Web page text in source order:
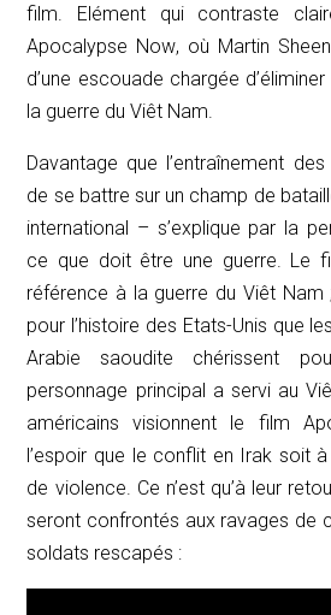
film. Elément qui contraste
Apocalypse Now, où Martin
d’une escouade chargée
la guerre du Viêt Nam.
Davantage que l’entraînement des
de se battre sur un champ de
international – s’explique par la
ce que doit être une guerre. Le
référence à la guerre du Viêt Nam
pour l’histoire des Etats-Unis que
Arabie saoudite chérissent
personnage principal a servi au
américains visionnent le film
l’espoir que le conflit en Irak soit
de violence. Ce n’est qu’à leur
seront confrontés aux ravages de
soldats rescapés :